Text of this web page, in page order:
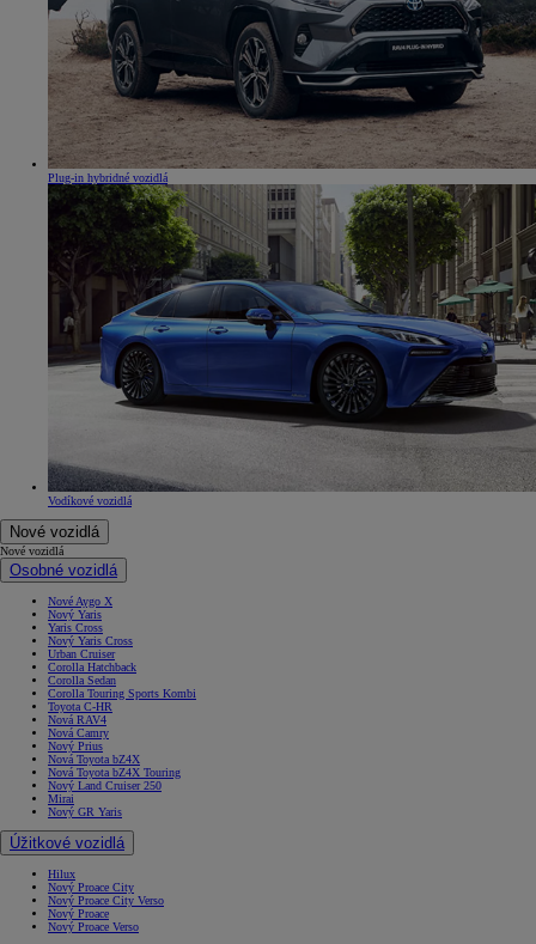
Plug-in hybridné vozidlá
Vodíkové vozidlá
Nové vozidlá
Nové vozidlá
Osobné vozidlá
Nové Aygo X
Nový Yaris
Yaris Cross
Nový Yaris Cross
Urban Cruiser
Corolla Hatchback
Corolla Sedan
Corolla Touring Sports Kombi
Toyota C-HR
Nová RAV4
Nová Camry
Nový Prius
Nová Toyota bZ4X
Nová Toyota bZ4X Touring
Nový Land Cruiser 250
Mirai
Nový GR Yaris
Úžitkové vozidlá
Hilux
Nový Proace City
Nový Proace City Verso
Nový Proace
Nový Proace Verso